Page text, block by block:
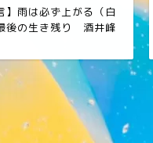
】雨は必ず上がる（白
後の生き残り 酒井峰